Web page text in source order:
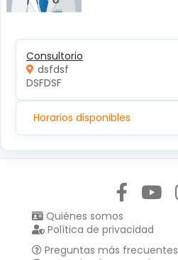
Consultorio
dsfdsf
DSFDSF
Horarios disponibles
Quiénes somos
Política de privacidad
Preguntas más frecuentes